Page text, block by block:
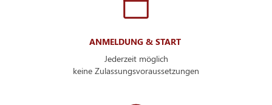
ANMELDUNG & START
Jederzeit möglich
keine Zulassungsvoraussetzungen